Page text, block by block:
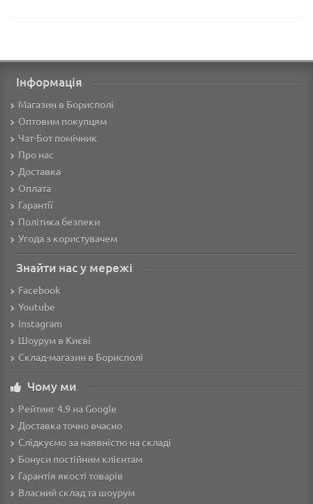
Інформація
Магазин в Борисполі
Оптовим покупцям
Чат-Бот помічник
Про нас
Доставка
Оплата
Гарантії
Політика безпеки
Угода з користувачем
Знайти нас у мережі
Facebook
Youtube
Instagram
Шоурум в Києві
Склад-магазин в Борисполі
Чому ми
Рейтинг 4.9 на Google
Доставка точно вчасно
Слідкуємо за наявністю на складі
Бонуси постійним клієнтам
Гарантія якості товарів
Власний склад та шоурум